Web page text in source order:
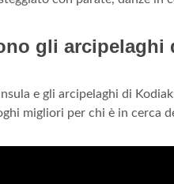
gli arcipelaghi
e gli arcipelaghi di
migliori per chi è in cerca